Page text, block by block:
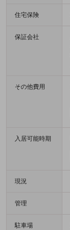
住宅保険
保証会社
その他費用
入居可能時期
現況
管理
駐車場